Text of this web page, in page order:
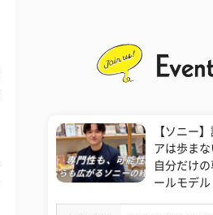
【ソニー
アは歩まな
自分だけ
ールモデル